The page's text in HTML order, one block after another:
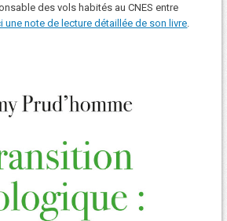
des vols habités au CNES entre
une note de lecture détaillée de son livre